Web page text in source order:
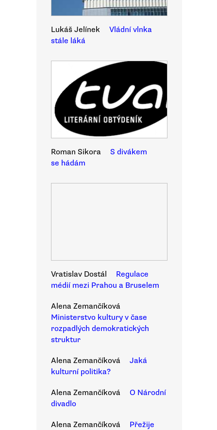
Lukáš Jelínek
Vládní vlnka
stále láká
Roman Sikora
S divákem
se hádám
Vratislav Dostál
Regulace
médií mezi Prahou a Bruselem
Alena Zemančíková
Ministerstvo kultury v čase
rozpadlých demokratických
struktur
Alena Zemančíková
Jaká
kulturní politika?
Alena Zemančíková
O Národní
divadlo
Alena Zemančíková
Přežije